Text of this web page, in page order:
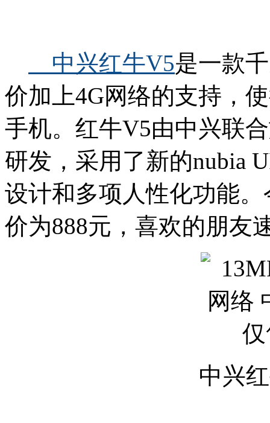
中兴红牛V5是一款
价加上4G网络的支持，
手机。红牛V5由中兴联
研发，采用了新的nubia
设计和多项人性化功能
价为888元，喜欢的朋友
中兴